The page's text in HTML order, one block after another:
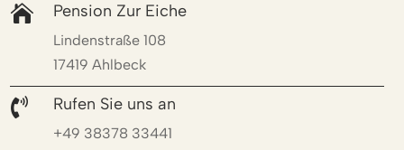
 Pension Zur Eiche
Lindenstraße 108
17419 Ahlbeck
 Rufen Sie uns an
+49 38378 33441